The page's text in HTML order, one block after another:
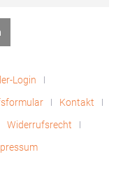
Login
Kontakt
Widerrufsrecht